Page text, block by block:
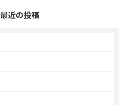
最近の投稿